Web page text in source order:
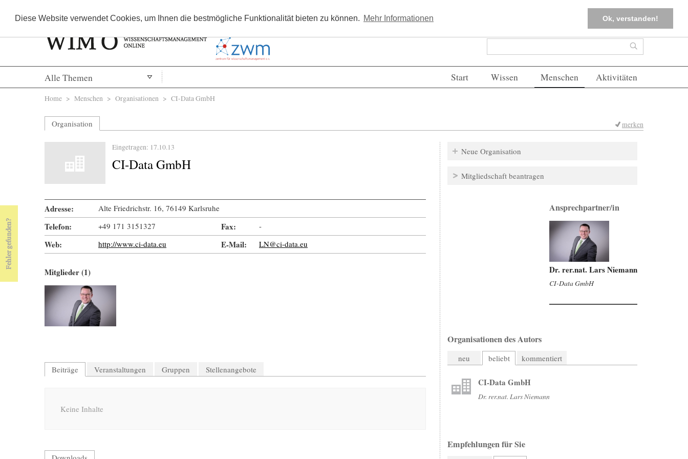
Diese Website verwendet Cookies, um Ihnen die bestmögliche Funktionalität bieten zu können. Mehr Informationen Ok, verstanden!
Kostenlos registrieren FAQs Einloggen
Suchformular Suche
Alle Themen Start Wissen Menschen Aktivitäten
Sie sind hier
Home > Menschen > Organisationen > CI-Data GmbH
Organisation merken
Eingetragen: 17.10.13
CI-Data GmbH
Adresse: Alte Friedrichstr. 16, 76149 Karlsruhe
Telefon: +49 171 3151327 Fax: -
Web: http://www.ci-data.eu E-Mail: LN@ci-data.eu
Mitglieder (1)
Beiträge Veranstaltungen Gruppen Stellenangebote
Keine Inhalte
Neue Organisation
Mitgliedschaft beantragen
Ansprechpartner/in
Dr. rer.nat. Lars Niemann
CI-Data GmbH
Organisationen des Autors
neu beliebt kommentiert
CI-Data GmbH
Dr. rer.nat. Lars Niemann
Empfehlungen für Sie